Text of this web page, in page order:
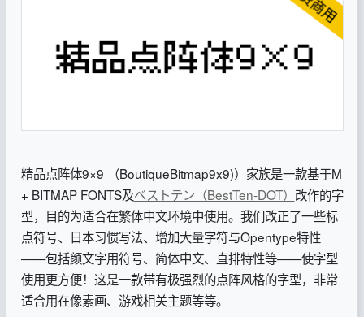
精品点阵体9×9 （BoutiqueBitmap9x9)）家族是一款基于M
+ BITMAP FONTS及ベストテン（BestTen-DOT） 改作的字
型，目的为适合在繁体中文环境中使用。我们改正了一些标
点符号、日本习惯写法、增加大量字符与Opentype特性
——包括颜文字用符号、简体中文、直排特性等——使字型
使用更方便！这是一款带有极强烈的点阵风格的字型，非常
适合用在像素画、游戏相关主题等等。